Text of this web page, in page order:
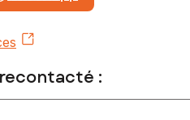
: Luc VIGNON, Tél. : 06 11
sous le numéro 488 369
: